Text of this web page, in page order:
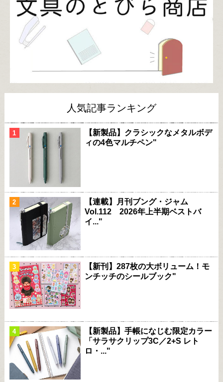
人気記事ランキング
【新製品】クラシックなメタルボデ
ィの4色マルチペン"
【連載】月刊ブング・ジャム
Vol.112 2026年上半期ベストバ
イ..."
【新刊】287枚の大ボリューム！モ
ンチッチのシールブック"
【新製品】手帳になじむ限定カラー
「サラサクリップ3C／2+S レト
ロ・..."